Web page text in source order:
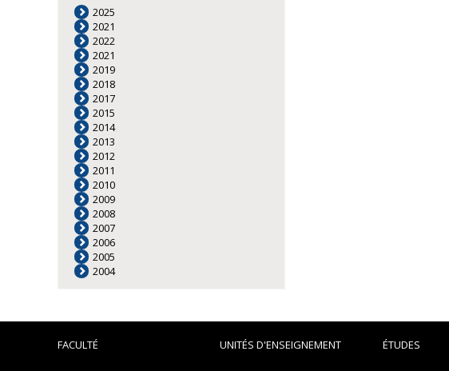
2025
2021
2022
2021
2019
2018
2017
2015
2014
2013
2012
2011
2010
2009
2008
2007
2006
2005
2004
FACULTÉ UNITÉS D'ENSEIGNEMENT ÉTUDES